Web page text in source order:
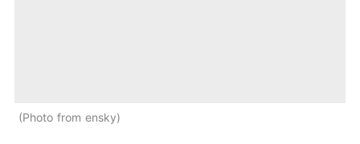
Photo from ensky